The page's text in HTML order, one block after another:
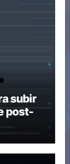
subir
post-